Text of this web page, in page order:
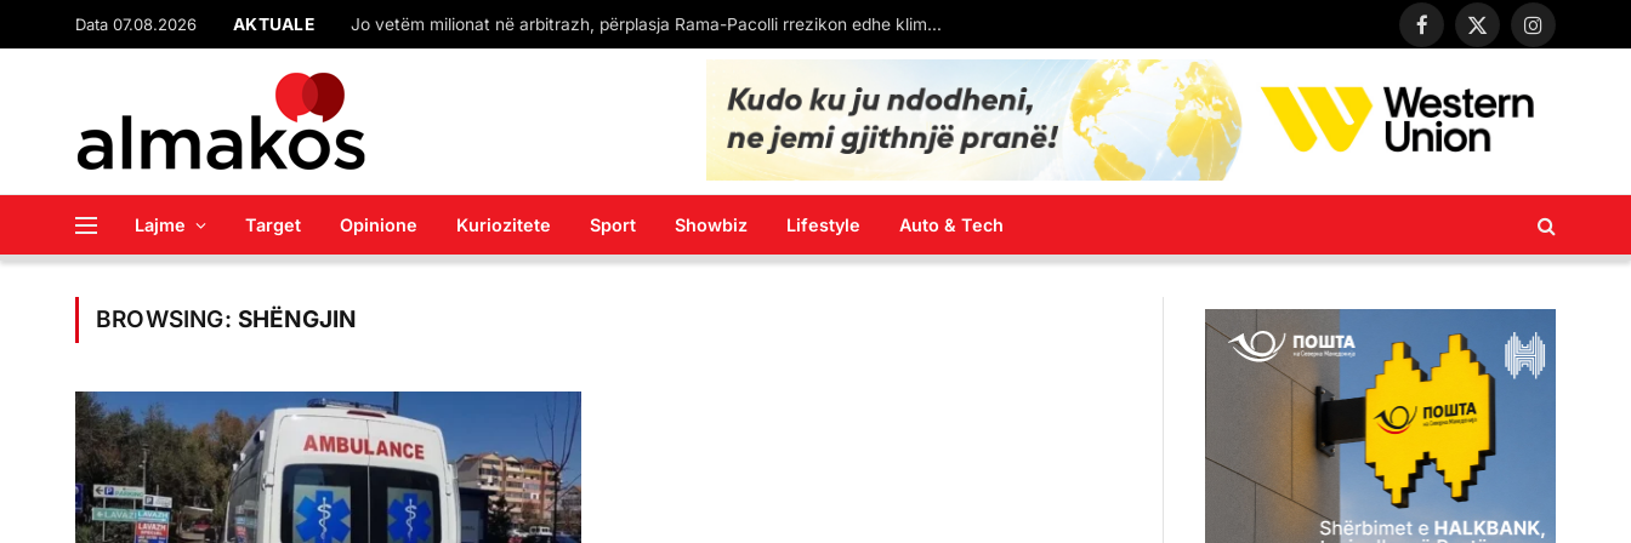
Data 07.08.2026 AKTUALE Shtatë raste të reja me virusin e Nilit Perëndimor, të gjithë pacientët janë nga Shkupi
Facebook
X
Instagram
Lajme Target Opinione Kuriozitete Sport Showbiz Lifestyle Auto & Tech
BROWSING: SHËNGJIN